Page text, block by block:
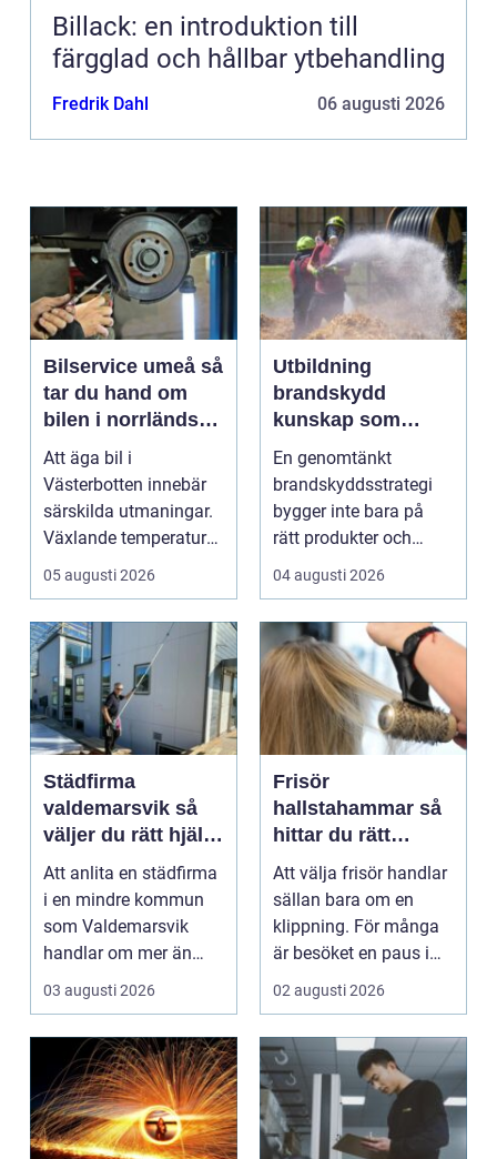
Billack: en introduktion till
färgglad och hållbar ytbehandling
Fredrik Dahl 06 augusti 2026
Bilservice umeå så
tar du hand om
bilen i norrländskt
klimat
Att äga bil i
Västerbotten innebär
särskilda utmaningar.
Växlande temperaturer,
vägsalt, grus, snösl...
05 augusti 2026
Utbildning
brandskydd
kunskap som
räddar liv och
skyddar
verksamheter
En genomtänkt
brandskyddsstrategi
bygger inte bara på
rätt produkter och
installationer. Den
bygger ...
04 augusti 2026
Städfirma
valdemarsvik så
väljer du rätt hjälp
för hem och
företag
Att anlita en städfirma
i en mindre kommun
som Valdemarsvik
handlar om mer än
bara rena golv och
dam...
03 augusti 2026
Frisör
hallstahammar så
hittar du rätt
salong för stil,
kvalitet och känsla
Att välja frisör handlar
sällan bara om en
klippning. För många
är besöket en paus i
vardagen, ett s...
02 augusti 2026